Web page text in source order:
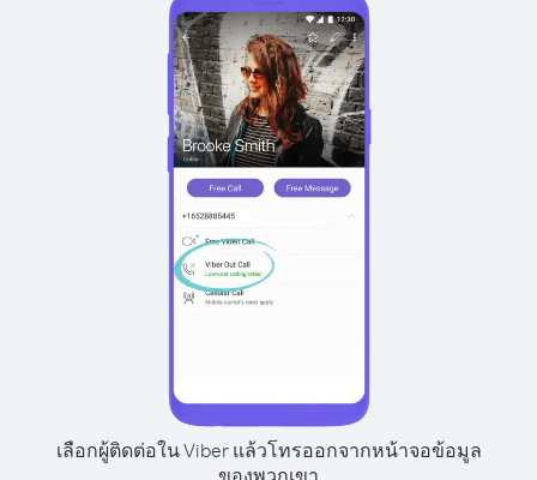
เลือกผู้ติดต่อใน Viber แล้วโทรออกจากหน้าจอข้อมูล
ของพวกเขา